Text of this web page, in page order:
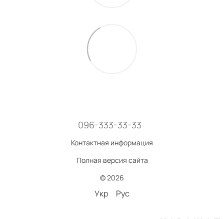
096-333-33-33
Контактная информация
Полная версия сайта
© 2026
Укр Рус